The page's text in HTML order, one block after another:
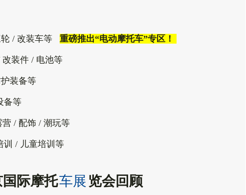
/ 改装车等 重磅推出“电动摩托车”专区！
装件 / 电池等
装备等
备等
/ 配饰 / 潮玩等
训 / 儿童培训等
际摩托车展 览会回顾